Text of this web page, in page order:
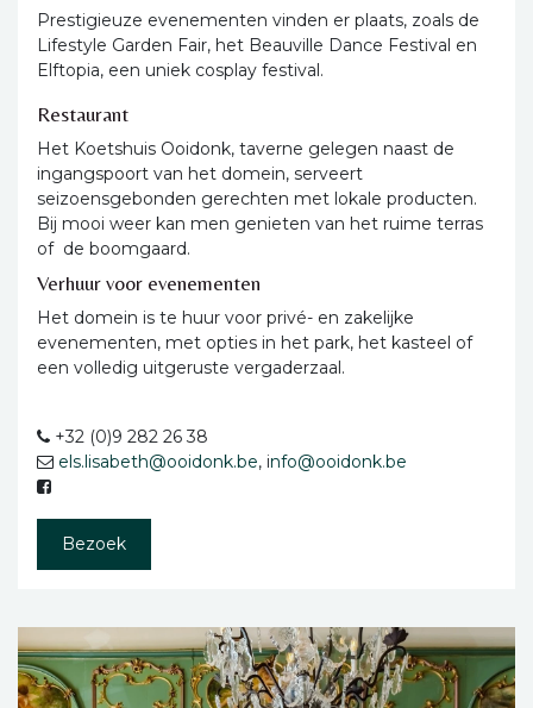
Prestigieuze evenementen vinden er plaats, zoals de
Lifestyle Garden Fair, het Beauville Dance Festival en
Elftopia, een uniek cosplay festival.
Restaurant
Het Koetshuis Ooidonk, taverne gelegen naast de
ingangspoort van het domein, serveert
seizoensgebonden gerechten met lokale producten.
Bij mooi weer kan men genieten van het ruime terras
of de boomgaard.
Verhuur voor evenementen
Het domein is te huur voor privé- en zakelijke
evenementen, met opties in het park, het kasteel of
een volledig uitgeruste vergaderzaal.
+32 (0)9 282 26 38
els.lisabeth@ooidonk.be, info@ooidonk.be
Bezoek